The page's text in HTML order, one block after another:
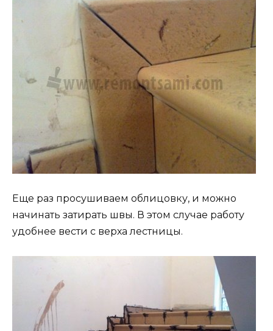
Еще раз просушиваем облицовку, и можно
начинать затирать швы. В этом случае работу
удобнее вести с верха лестницы.